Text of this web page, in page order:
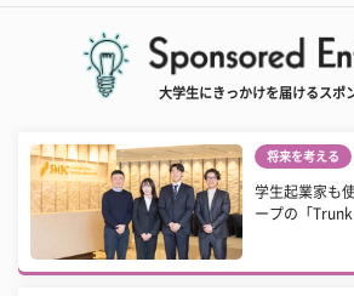
大学生にきっかけを届けるスポ
将来を考える
学生起業家も
ープの「Trunk